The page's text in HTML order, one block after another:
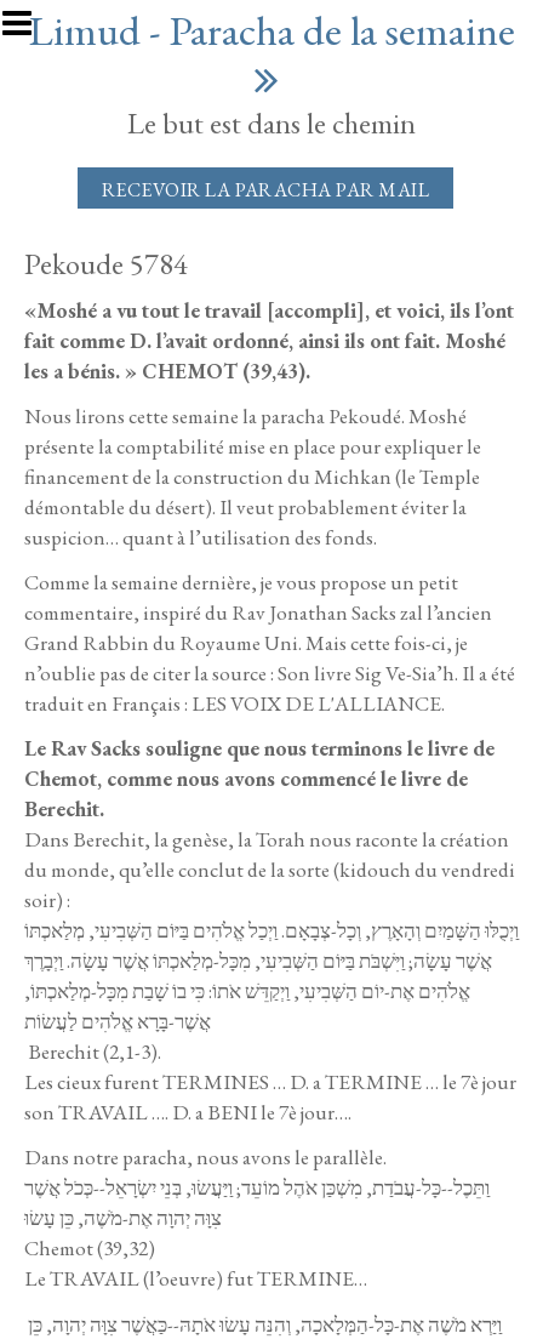
Aller au contenu principal
Limud - Paracha de la semaine
Le but est dans le chemin
RECEVOIR LA PARACHA PAR MAIL
Pekoude 5784
«Moshé a vu tout le travail [accompli], et voici, ils l’ont
fait comme D. l’avait ordonné, ainsi ils ont fait. Moshé
les a bénis. » CHEMOT (39,43).
Nous lirons cette semaine la paracha Pekoudé. Moshé
présente la comptabilité mise en place pour expliquer le
financement de la construction du Michkan (le Temple
démontable du désert). Il veut probablement éviter la
suspicion… quant à l’utilisation des fonds.
Comme la semaine dernière, je vous propose un petit
commentaire, inspiré du Rav Jonathan Sacks zal l’ancien
Grand Rabbin du Royaume Uni. Mais cette fois-ci, je
n’oublie pas de citer la source : Son livre Sig Ve-Sia’h. Il a été
traduit en Français : LES VOIX DE L'ALLIANCE.
Le Rav Sacks souligne que nous terminons le livre de
Chemot, comme nous avons commencé le livre de
Berechit.
Dans Berechit, la genèse, la Torah nous raconte la création
du monde, qu’elle conclut de la sorte (kidouch du vendredi
soir) :
וַיְכֻלּוּ הַשָּׁמַיִם וְהָאָרֶץ, וְכָל-צְבָאָם. וַיְכַל אֱלֹהִים בַּיּוֹם הַשְּׁבִיעִי, מְלַאכְתּוֹ
אֲשֶׁר עָשָׂה; וַיִּשְׁבֹּת בַּיּוֹם הַשְּׁבִיעִי, מִכָּל-מְלַאכְתּוֹ אֲשֶׁר עָשָׂה. וַיְבָרֶךְ
אֱלֹהִים אֶת-יוֹם הַשְּׁבִיעִי, וַיְקַדֵּשׁ אֹתוֹ: כִּי בוֹ שָׁבַת מִכָּל-מְלַאכְתּוֹ,
אֲשֶׁר-בָּרָא אֱלֹהִים לַעֲשׂוֹת
Berechit (2,1-3).
Les cieux furent TERMINES … D. a TERMINE … le 7è jour
son TRAVAIL …. D. a BENI le 7è jour….
Dans notre paracha, nous avons le parallèle.
וַתֵּכֶל--כָּל-עֲבֹדַת, מִשְׁכַּן אֹהֶל מוֹעֵד; וַיַּעֲשׂוּ, בְּנֵי יִשְׂרָאֵל--כְּכֹל אֲשֶׁר
צִוָּה יְהוָה אֶת-מֹשֶׁה, כֵּן עָשׂוּ
Chemot (39,32)
Le TRAVAIL (l’oeuvre) fut TERMINE…